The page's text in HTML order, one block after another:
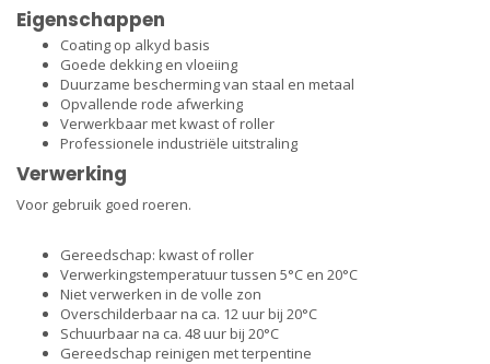
Eigenschappen
Coating op alkyd basis
Goede dekking en vloeiing
Duurzame bescherming van staal en metaal
Opvallende rode afwerking
Verwerkbaar met kwast of roller
Professionele industriële uitstraling
Verwerking
Voor gebruik goed roeren.
Gereedschap: kwast of roller
Verwerkingstemperatuur tussen 5°C en 20°C
Niet verwerken in de volle zon
Overschilderbaar na ca. 12 uur bij 20°C
Schuurbaar na ca. 48 uur bij 20°C
Gereedschap reinigen met terpentine